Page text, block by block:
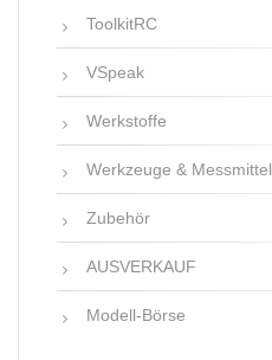
ToolkitRC
VSpeak
Werkstoffe
Werkzeuge & Messmittel
Zubehör
AUSVERKAUF
Modell-Börse